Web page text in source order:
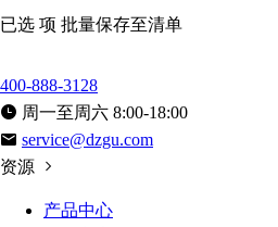
已选 项 批量保存至清单
400-888-3128
周一至周六 8:00-18:00
service@dzgu.com
资源
产品中心